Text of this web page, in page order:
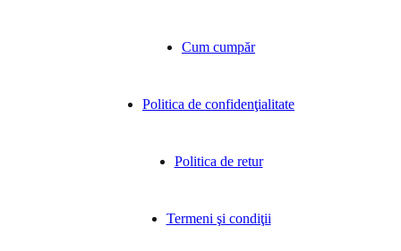
Cum cumpăr
Politica de confidenţialitate
Politica de retur
Termeni şi condiţii